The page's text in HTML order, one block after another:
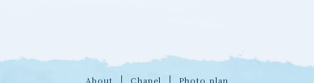
About Chapel
Photo plan